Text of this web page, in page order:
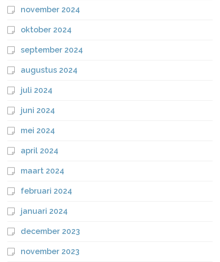
november 2024
oktober 2024
september 2024
augustus 2024
juli 2024
juni 2024
mei 2024
april 2024
maart 2024
februari 2024
januari 2024
december 2023
november 2023